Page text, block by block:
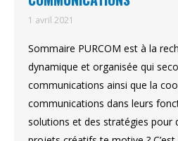
1 avril 2021
Sommaire PURCOM est à la
dynamique et organisée qui
communications ainsi que la
communications dans leurs
solutions et des stratégies pour